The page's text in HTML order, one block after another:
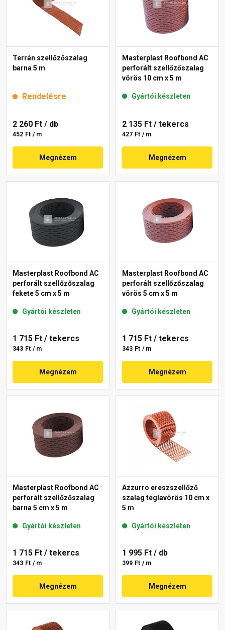
Terrán szellőzőszalag
barna 5 m
Rendelésre
2 260 Ft / db
452 Ft / m
Megnézem
Masterplast Roofbond AC
perforált szellőzőszalag
vörös 10 cm x 5 m
Gyártói készleten
2 135 Ft / tekercs
427 Ft / m
Megnézem
Masterplast Roofbond AC
perforált szellőzőszalag
fekete 5 cm x 5 m
Gyártói készleten
1 715 Ft / tekercs
343 Ft / m
Megnézem
Masterplast Roofbond AC
perforált szellőzőszalag
vörös 5 cm x 5 m
Gyártói készleten
1 715 Ft / tekercs
343 Ft / m
Megnézem
Masterplast Roofbond AC
perforált szellőzőszalag
barna 5 cm x 5 m
Gyártói készleten
1 715 Ft / tekercs
343 Ft / m
Megnézem
Azzurro ereszszellőző
szalag téglavörös 10 cm x
5 m
Gyártói készleten
1 995 Ft / db
399 Ft / m
Megnézem